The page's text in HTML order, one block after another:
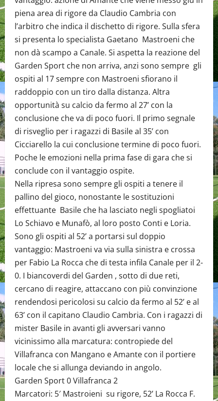
piena area di rigore da Claudio Cambria con
l’arbitro che indica il dischetto di rigore. Sulla sfera
si presenta lo specialista Gaetano Mastroeni che
non dà scampo a Canale. Si aspetta la reazione del
Garden Sport che non arriva, anzi sono sempre gli
ospiti al 17 sempre con Mastroeni sfiorano il
raddoppio con un tiro dalla distanza. Altra
opportunità su calcio da fermo al 27’ con la
conclusione che va di poco fuori. Il primo segnale
di risveglio per i ragazzi di Basile al 35’ con
Cicciarello la cui conclusione termine di poco fuori.
Poche le emozioni nella prima fase di gara che si
conclude con il vantaggio ospite.
Nella ripresa sono sempre gli ospiti a tenere il
pallino del gioco, nonostante le sostituzioni
effettuante Basile che ha lasciato negli spogliatoi
Lo Schiavo e Munafò, al loro posto Conti e Loria.
Sono gli ospiti al 52’ a portarsi sul doppio
vantaggio: Mastroeni va via sulla sinistra e crossa
per Fabio La Rocca che di testa infila Canale per il 2-
0. I biancoverdi del Garden , sotto di due reti,
cercano di reagire, attaccano con più convinzione
rendendosi pericolosi su calcio da fermo al 52’ e al
63’ con il capitano Claudio Cambria. Con i ragazzi di
mister Basile in avanti gli avversari vanno
vicinissimo alla marcatura: contropiede del
Villafranca con Mangano e Amante con il portiere
locale che si allunga deviando in angolo.
Garden Sport 0 Villafranca 2
Marcatori: 5′ Mastroieni su rigore, 52’ La Rocca F.